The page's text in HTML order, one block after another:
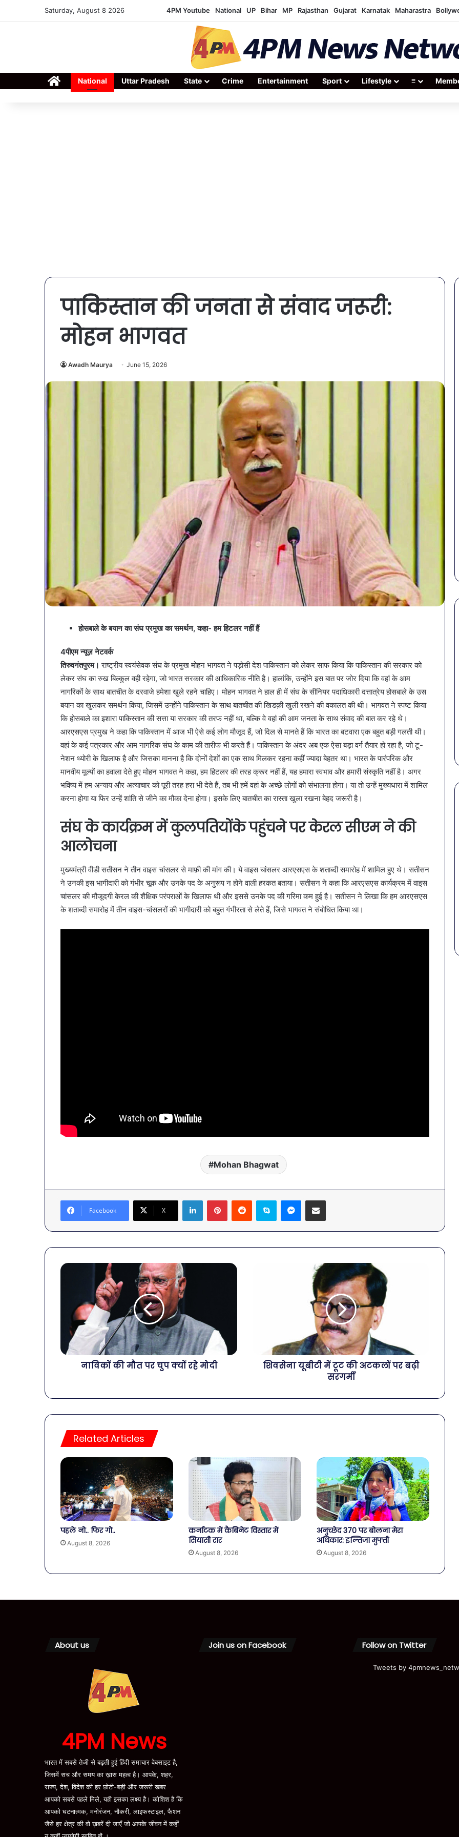
Saturday, August 8 2026 4PM Youtube National UP Bihar MP Rajasthan Gujarat Karnatak Maharastra
HomeNational Uttar Pradesh State Crime Entertainment Sport Lifestyle ≡
पाकिस्तान की जनता से संवाद जरूरी:
मोहन भागवत
Awadh Maurya June 15, 2026
होसबाले के बयान का संघ प्रमुख का समर्थन, कहा- हम हिटलर नहीं हैं
4पीएम न्यूज़ नेटवर्क
तिरुवनंतपुरम। राष्ट्रीय स्वयंसेवक संघ के प्रमुख मोहन भागवत ने पड़ोसी देश पाकिस्तान को लेकर साफ किया कि पाकिस्तान की सरकार को
लेकर संघ का रुख बिल्कुल वही रहेगा, जो भारत सरकार की आधिकारिक नीति है। हालांकि, उन्होंने इस बात पर जोर दिया कि वहां के आम
नागरिकों के साथ बातचीत के दरवाजे हमेशा खुले रहने चाहिए। मोहन भागवत ने हाल ही में संघ के सीनियर पदाधिकारी दत्तात्रेय होसबाले के उस
बयान का खुलकर समर्थन किया, जिसमें उन्होंने पाकिस्तान के साथ बातचीत की खिडक़ी खुली रखने की वकालत की थी। भागवत ने स्पष्ट किया
कि होसबाले का इशारा पाकिस्तान की सत्ता या सरकार की तरफ नहीं था, बल्कि वे वहां की आम जनता के साथ संवाद की बात कर रहे थे।
आरएसएस प्रमुख ने कहा कि पाकिस्तान में आज भी ऐसे कई लोग मौजूद हैं, जो दिल से मानते हैं कि भारत का बटवारा एक बहुत बड़ी गलती थी।
वहां के कई पत्रकार और आम नागरिक संघ के काम की तारीफ भी करते हैं। पाकिस्तान के अंदर अब एक ऐसा बड़ा वर्ग तैयार हो रहा है, जो टू-
नेशन थ्योरी के खिलाफ है और जिसका मानना है कि दोनों देशों का एक साथ मिलकर रहना कहीं ज्यादा बेहतर था। भारत के पारंपरिक और
मानवीय मूल्यों का हवाला देते हुए मोहन भागवत ने कहा, हम हिटलर की तरह क्रूर नहीं हैं, यह हमारा स्वभाव और हमारी संस्कृति नहीं है। अगर
भविष्य में हम अन्याय और अत्याचार को पूरी तरह हरा भी देते हैं, तब भी हमें वहां के अच्छे लोगों को संभालना होगा। या तो उन्हें मुख्यधारा में शामिल
करना होगा या फिर उन्हें शांति से जीने का मौका देना होगा। इसके लिए बातचीत का रास्ता खुला रखना बेहद जरूरी है।
संघ के कार्यक्रम में कुलपतियोंके पहुंचने पर केरल सीएम ने की
आलोचना
मुख्यमंत्री वीडी सतीसन ने तीन वाइस चांसलर से माफ़ी की मांग की। ये वाइस चांसलर आरएसएस के शताब्दी समारोह में शामिल हुए थे। सतीसन
ने उनकी इस भागीदारी को गंभीर चूक और उनके पद के अनुरूप न होने वाली हरकत बताया। सतीसन ने कहा कि आरएसएस कार्यक्रम में वाइस
चांसलर की मौजूदगी केरल की शैक्षिक परंपराओं के खिलाफ थी और इससे उनके पद की गरिमा कम हुई है। सतीसन ने लिखा कि हम आरएसएस
के शताब्दी समारोह में तीन वाइस-चांसलरों की भागीदारी को बहुत गंभीरता से लेते हैं, जिसे भागवत ने संबोधित किया था।
Mohan Bhagwat
Facebook X
LinkedInPinterestReddit Skype Messenger
Share via Email
नाविकों की मौत पर चुप क्यों रहे मोदी
शिवसेना यूबीटी में टूट की अटकलों पर बढ़ी
सरगर्मी
Related Articles
पहले नो.. फिर गो..
August 8, 2026
कर्नाटक में कैबिनेट विस्तार में
सियासी रार
August 8, 2026
अनुच्छेद 370 पर बोलना मेरा
अधिकार: इल्तिजा मुफ्ती
August 8, 2026
को
राहत
की
पहल:
SAS
नगर
में
ट्रेडर्स
कमीशन
की
पहली
बैठक,
केजरीवाल–
का
कदम
January 9, 2026
व्यापारियों को राहत की पहल: SAS
नगर में ट्रेडर्स कमीशन की पहली
बैठक, केजरीवाल–मान का बड़ा
कदम
समस्याओं
से
है?
गर्मियों
में
डाइट
शामिल
करें
ये
7
March 30, 2026
पेट की समस्याओं से बचना है?
गर्मियों में डाइट में शामिल करें ये 7
सब्जियां
खतरनाक
बैक्टीरिया,
की
पर
4
About us
4PM News
भारत में सबसे तेजी से बढ़ती हुई हिंदी समाचार वेबसाइट है,
जिसमें सच और समय का ख़ास महत्व है। आपके, शहर,
राज्य, देश, विदेश की हर छोटी-बड़ी और जरूरी खबर
आपको सबसे पहले मिले, यही इसका लक्ष्य है। कोशिश है कि
आपको घटनात्मक, मनोरंजन, नौकरी, लाइफस्टाइल, फैशन
जैसे हर क्षेत्र की वो ख़बरें दी जाएँ जो आपके जीवन में कहीं
Join us on Facebook Follow on Twitter
Tweets by